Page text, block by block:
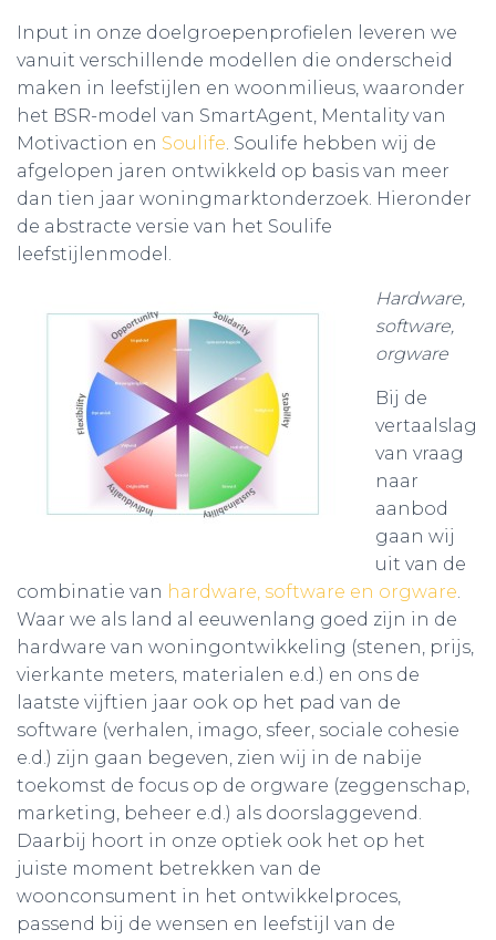
Input in onze doelgroepenprofielen leveren we
vanuit verschillende modellen die onderscheid
maken in leefstijlen en woonmilieus, waaronder
het BSR-model van SmartAgent, Mentality van
Motivaction en Soulife. Soulife hebben wij de
afgelopen jaren ontwikkeld op basis van meer
dan tien jaar woningmarktonderzoek. Hieronder
de abstracte versie van het Soulife
leefstijlenmodel.
Hardware,
software,
orgware
Bij de
vertaalslag
van vraag
naar
aanbod
gaan wij
uit van de
combinatie van hardware, software en orgware.
Waar we als land al eeuwenlang goed zijn in de
hardware van woningontwikkeling (stenen, prijs,
vierkante meters, materialen e.d.) en ons de
laatste vijftien jaar ook op het pad van de
software (verhalen, imago, sfeer, sociale cohesie
e.d.) zijn gaan begeven, zien wij in de nabije
toekomst de focus op de orgware (zeggenschap,
marketing, beheer e.d.) als doorslaggevend.
Daarbij hoort in onze optiek ook het op het
juiste moment betrekken van de
woonconsument in het ontwikkelproces,
passend bij de wensen en leefstijl van de